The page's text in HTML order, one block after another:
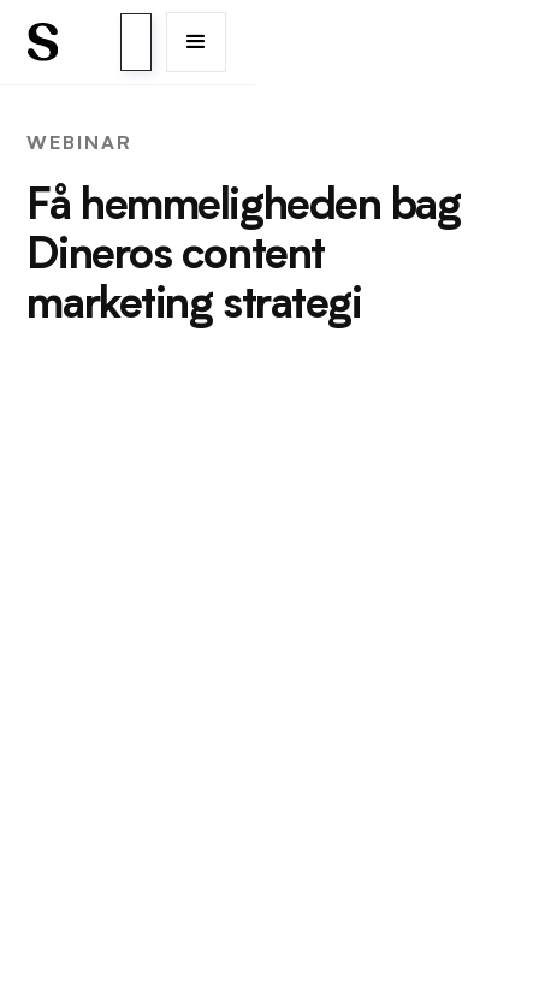
WEBINAR
Få hemmeligheden bag
Dineros content
marketing strategi